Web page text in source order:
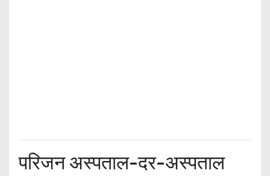
परिजन अस्पताल-दर-अस्पताल